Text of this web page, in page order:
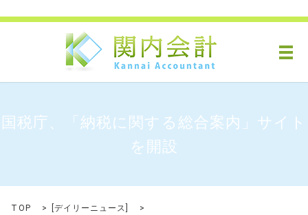
メ
国税庁、「納税に関する総合案内」サイト
を開設
TOP デイリーニュース